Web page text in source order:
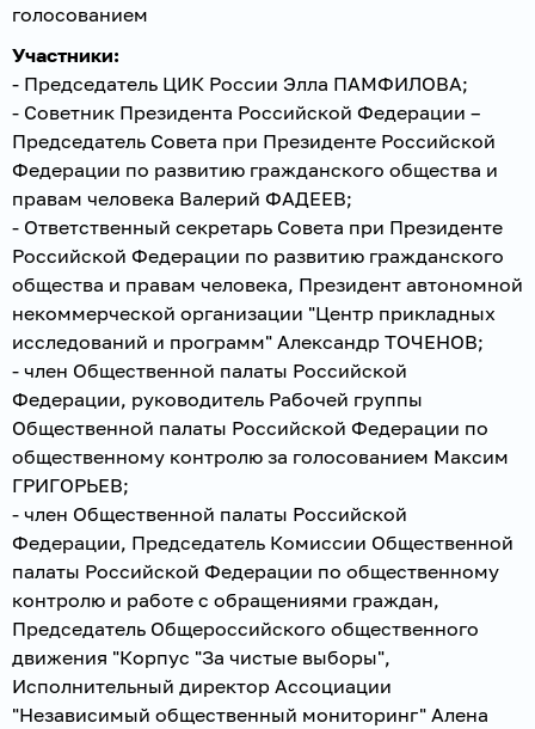
голосованием
Участники:
- Председатель ЦИК России Элла ПАМФИЛОВА;
- Советник Президента Российской Федерации –
Председатель Совета при Президенте Российской
Федерации по развитию гражданского общества и
правам человека Валерий ФАДЕЕВ;
- Ответственный секретарь Совета при Президенте
Российской Федерации по развитию гражданского
общества и правам человека, Президент автономной
некоммерческой организации "Центр прикладных
исследований и программ" Александр ТОЧЕНОВ;
- член Общественной палаты Российской
Федерации, руководитель Рабочей группы
Общественной палаты Российской Федерации по
общественному контролю за голосованием Максим
ГРИГОРЬЕВ;
- член Общественной палаты Российской
Федерации, Председатель Комиссии Общественной
палаты Российской Федерации по общественному
контролю и работе с обращениями граждан,
Председатель Общероссийского общественного
движения "Корпус "За чистые выборы",
Исполнительный директор Ассоциации
"Независимый общественный мониторинг" Алена